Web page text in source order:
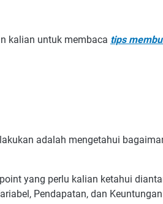
kalian untuk membaca tips
adalah mengetahui
yang perlu kalian ketahui
Pendapatan, dan